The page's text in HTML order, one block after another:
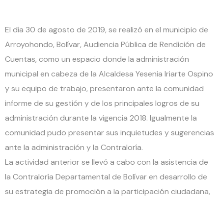
El día 30 de agosto de 2019, se realizó en el municipio de
Arroyohondo, Bolívar, Audiencia Pública de Rendición de
Cuentas, como un espacio donde la administración
municipal en cabeza de la Alcaldesa Yesenia Iriarte Ospino
y su equipo de trabajo, presentaron ante la comunidad
informe de su gestión y de los principales logros de su
administración durante la vigencia 2018. Igualmente la
comunidad pudo presentar sus inquietudes y sugerencias
ante la administración y la Contraloría.
La actividad anterior se llevó a cabo con la asistencia de
la Contraloría Departamental de Bolívar en desarrollo de
su estrategia de promoción a la participación ciudadana,